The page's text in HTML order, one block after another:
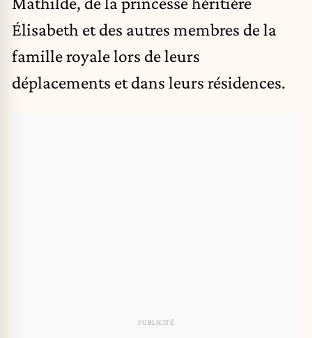
Élisabeth et des autres membres de la
famille royale lors de leurs
déplacements et dans leurs résidences.